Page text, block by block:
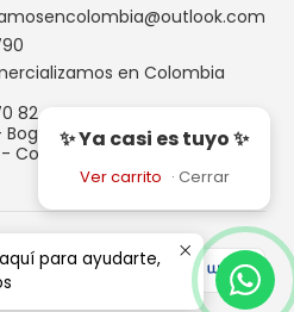
✨ Ya casi es tuyo ✨
Ver carrito · Cerrar
en Colombia
82
Bogotá D.C.
- Colombia
para ayudarte,